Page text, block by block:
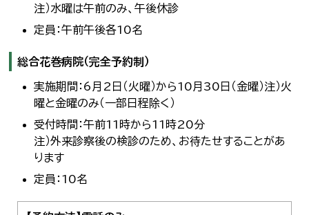
注）水曜は午前のみ、午後休診
定員：午前午後各10名
総合花巻病院（完全予約制）
実施期間：6月2日（火曜）から10月30日（金曜）注）火
曜と金曜のみ（一部日程除く）
受付時間：午前11時から11時20分
注）外来診察後の検診のため、お待たせすることがあ
ります
定員：10名